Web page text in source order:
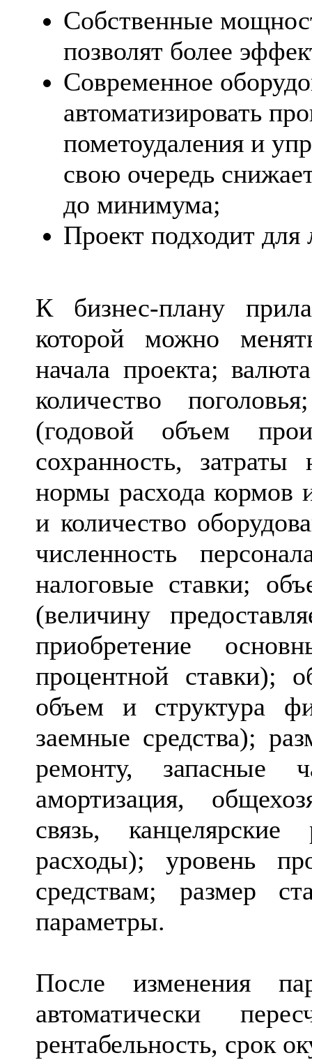
Собственные
позволят более
Современное
автоматизировать
пометоудаления и
свою очередь
до минимума;
Проект подходит
К бизнес-плану
которой можно
начала проекта;
количество
(годовой объем
сохранность,
нормы расхода кормов
и количество
численность
налоговые ставки;
(величину
приобретение
процентной ставки);
объем и структура
заемные средства);
ремонту, запасные
амортизация,
связь,
расходы); уровень
средствам; размер
параметры.
После изменения
автоматически
рентабельность, срок